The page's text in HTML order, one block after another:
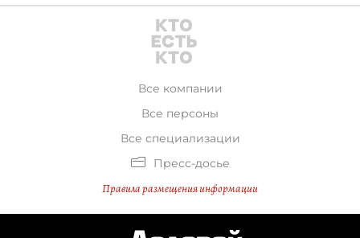
Все компании
Все персоны
Все специализации
Пресс-досье
Правила размещения информации